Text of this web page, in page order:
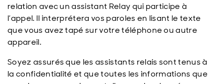
relation avec un assistant Relay qui participe à
l’appel. Il interprétera vos paroles en lisant le texte
que vous avez tapé sur votre téléphone ou autre
appareil.
Soyez assurés que les assistants relais sont tenus à
la confidentialité et que toutes les informations que